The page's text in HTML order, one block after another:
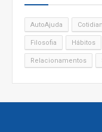
AutoAjuda
Filosofia Hábitos
Relacionamentos